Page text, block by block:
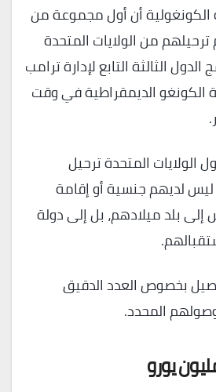
الكونغولية أن أول مجموعة من
ترحيلهم من الولايات المتحدة
الثالثة التابع لإدارة ترامب
الديمقراطية في وقت
الولايات المتحدة ترحيل
لديهم جنسية أو إقامة
بلد ميلادهم، بل إلى دولة
بخصوص العدد الدقيق
المحدد.